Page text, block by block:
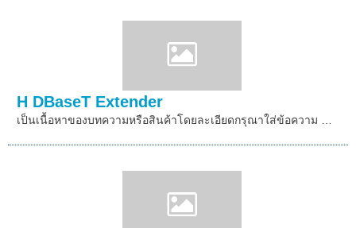
H DBaseT Extender
เป็นเนื้อหาของบทความหรือสินค้าโดยละเอียดกรุณาใส่ข้อความ …